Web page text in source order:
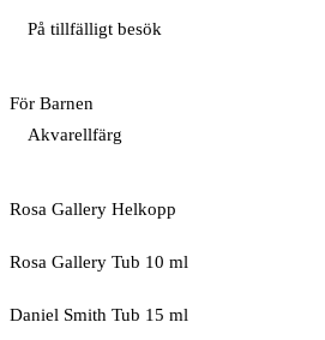
På tillfälligt besök
För Barnen
Akvarellfärg
Rosa Gallery Helkopp
Rosa Gallery Tub 10 ml
Daniel Smith Tub 15 ml